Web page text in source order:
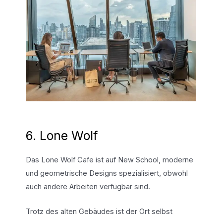
6. Lone Wolf
Das Lone Wolf Cafe ist auf New School, moderne
und geometrische Designs spezialisiert, obwohl
auch andere Arbeiten verfügbar sind.
Trotz des alten Gebäudes ist der Ort selbst